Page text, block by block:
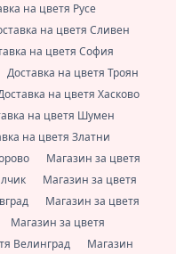
на цветя Русе
на цветя Сливен
на цветя София
Доставка на цветя Троян
на цветя Хасково
на цветя Шумен
на цветя Златни
Магазин за цветя
Магазин за цветя
Магазин за цветя
Магазин за цветя
Велинград
Магазин